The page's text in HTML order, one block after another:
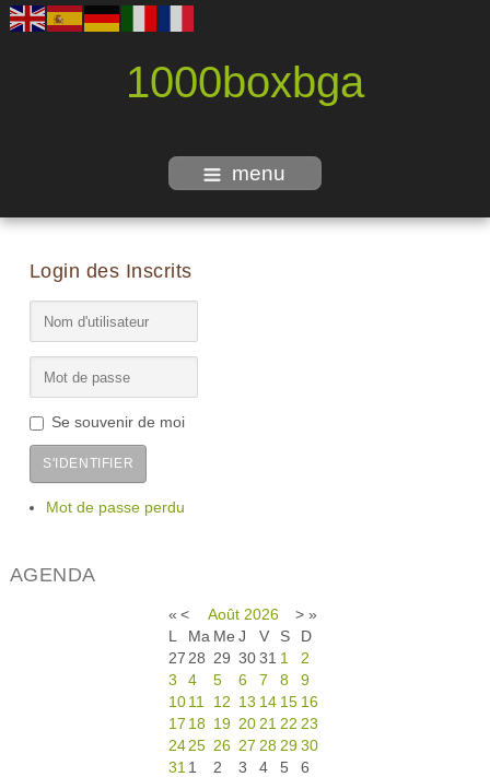
1000boxbga
menu
Login des Inscrits
Se souvenir de moi
S'IDENTIFIER
Mot de passe perdu
AGENDA
« < Août 2026 > »
L
Ma Me J V S
D
27 28 29 30 31 1
2
3
4 5 6 7 8
9
10 11 12 13 14 15 16
17 18 19 20 21 22 23
2425 26 27 28 29 30
31 1 2 3 4 5 6